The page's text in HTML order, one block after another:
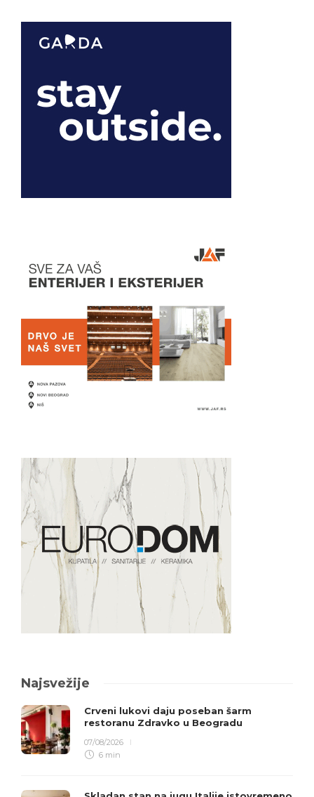
Najsvežije
Crveni lukovi daju poseban šarm
restoranu Zdravko u Beogradu
07/08/2026
6 min